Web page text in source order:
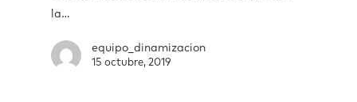
la…
equipo_dinamizacion
15 octubre, 2019